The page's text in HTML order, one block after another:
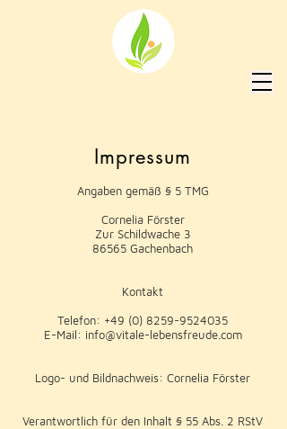
Impressum
Angaben gemäß § 5 TMG
Cornelia Förster
Zur Schildwache 3
86565 Gachenbach
Kontakt
Telefon: +49 (0) 8259-9524035
E-Mail: info@vitale-lebensfreude.com
Logo- und Bildnachweis: Cornelia Förster
Verantwortlich für den Inhalt § 55 Abs. 2 RStV